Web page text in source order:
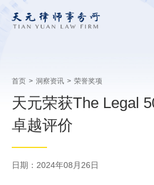
首页 > 洞察资讯 > 荣誉奖项
天元荣获The Legal
卓越评价
日期：2024年08月26日